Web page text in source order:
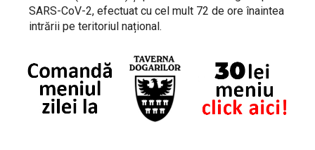
SARS-CoV-2, efectuat cu cel mult 72 de ore înaintea
intrării pe teritoriul național.